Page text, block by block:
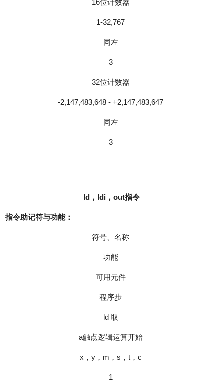
16位计数器
1-32,767
同左
3
32位计数器
-2,147,483,648 - +2,147,483,647
同左
3
ld ，ldi，out指令
指令助记符与功能：
符号、名称
功能
可用元件
程序步
ld 取
a触点逻辑运算开始
x，y，m，s，t，c
1